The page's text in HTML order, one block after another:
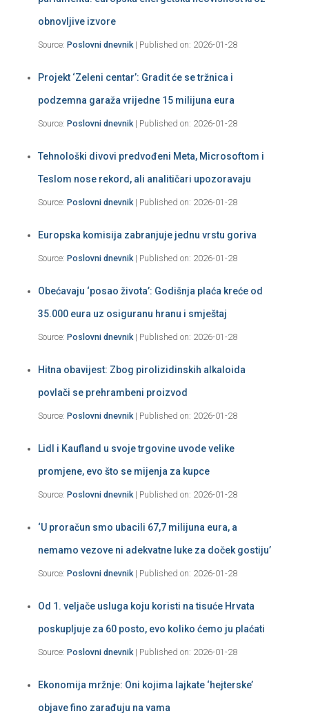
obnovljive izvore
Source: Poslovni dnevnik Published on: 2026-01-28
Projekt ‘Zeleni centar’: Gradit će se tržnica i
podzemna garaža vrijedne 15 milijuna eura
Source: Poslovni dnevnik Published on: 2026-01-28
Tehnološki divovi predvođeni Meta, Microsoftom i
Teslom nose rekord, ali analitičari upozoravaju
Source: Poslovni dnevnik Published on: 2026-01-28
Europska komisija zabranjuje jednu vrstu goriva
Source: Poslovni dnevnik Published on: 2026-01-28
Obećavaju ‘posao života’: Godišnja plaća kreće od
35.000 eura uz osiguranu hranu i smještaj
Source: Poslovni dnevnik Published on: 2026-01-28
Hitna obavijest: Zbog pirolizidinskih alkaloida
povlači se prehrambeni proizvod
Source: Poslovni dnevnik Published on: 2026-01-28
Lidl i Kaufland u svoje trgovine uvode velike
promjene, evo što se mijenja za kupce
Source: Poslovni dnevnik Published on: 2026-01-28
‘U proračun smo ubacili 67,7 milijuna eura, a
nemamo vezove ni adekvatne luke za doček gostiju’
Source: Poslovni dnevnik Published on: 2026-01-28
Od 1. veljače usluga koju koristi na tisuće Hrvata
poskupljuje za 60 posto, evo koliko ćemo ju plaćati
Source: Poslovni dnevnik Published on: 2026-01-28
Ekonomija mržnje: Oni kojima lajkate ‘hejterske’
objave fino zarađuju na vama